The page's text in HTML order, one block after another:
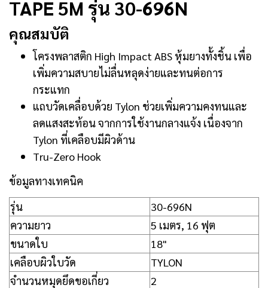
TAPE 5M รุ่น 30-696N
คุณสมบัติ
โครงพลาสติก High Impact ABS หุ้มยางทั้งชิ้น เพื่อ
เพิ่มความสบายไม่ลื่นหลุดง่ายและทนต่อการ
กระแทก
แถบวัดเคลื่อบด้วย Tylon ช่วยเพิ่มความคงทนและ
ลดแสงสะท้อน จากการใช้งานกลางแจ้ง เนื่องจาก
Tylon ที่เคลือบมีผิวด้าน
Tru-Zero Hook
ข้อมูลทางเทคนิค
รุ่น
30-696N
ความยาว
5 เมตร, 16 ฟุต
ขนาดใบ
18"
เคลือบผิวใบวัด
TYLON
จำนวนหมุดยึดขอเกี่ยว
2